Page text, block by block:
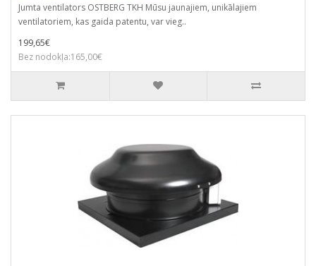
Jumta ventilators OSTBERG TKH Mūsu jaunajiem, unikālajiem
ventilatoriem, kas gaida patentu, var vieg..
199,65€
Bez nodokļa:165,00€